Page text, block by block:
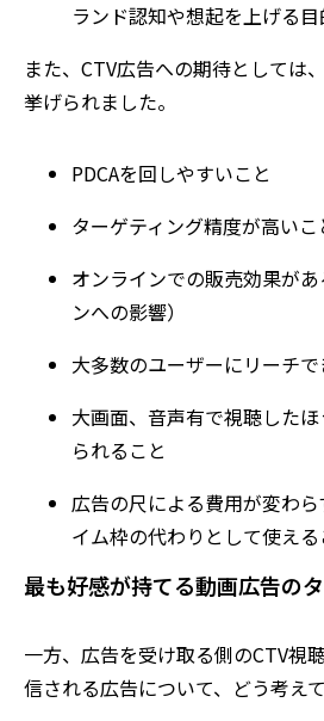
ランド認知や想起を上げる
また、CTV広告への期待としては
挙げられました。
PDCAを回しやすいこと
ターゲティング精度が高いこ
オンラインでの販売効果が
ンへの影響）
大多数のユーザーにリーチで
大画面、音声有で視聴した
られること
広告の尺による費用が変わ
イム枠の代わりとして使える
最も好感が持てる動画広告の
一方、広告を受け取る側のCTV視
信される広告について、どう考え